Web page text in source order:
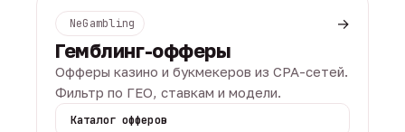
NeGambling →
Гемблинг-офферы
Офферы казино и букмекеров из CPA-сетей.
Фильтр по ГЕО, ставкам и модели.
Каталог офферов